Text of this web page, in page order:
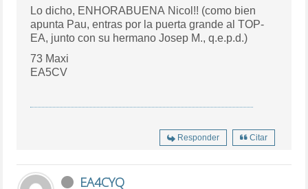
Lo dicho, ENHORABUENA Nicol!! (como bien
apunta Pau, entras por la puerta grande al TOP-
EA, junto con su hermano Josep M., q.e.p.d.)
73 Maxi
EA5CV
Responder Citar
EA4CYQ